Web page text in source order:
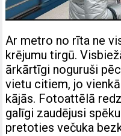
Ar metro no rīta ne
krējumu tirgū.
ārkārtīgi noguruši
vietu citiem, jo
kājās. Fotoattēlā
galīgi zaudējusi
pretoties večuka